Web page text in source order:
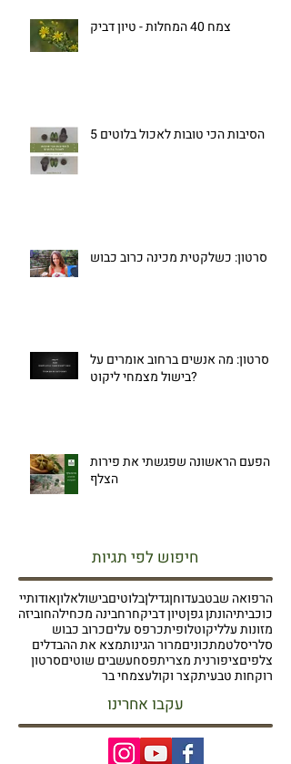
צמח 40 המחלות - טיון דביק
5 הסיבות הכי טובות לאכול בלוטים
סרטון: כשלקטית מכינה כרוב כבוש
סרטון: מה אנשים ברחוב אומרים על
בישול מצמחי ליקוט?
הפעם הראשונה שפגשתי את פירות
הצלף
חיפוש לפי תגיות
אודותייאלוןבישולבלוטיםגדילןדוחןהרפואה שבטבע
חוביזהחרחבינה מכחילהטיון דביקיהונתן גפןכוכבית
כרוב כבושכרפס עליםלופיתליקוטמזונות על
מצא את ההבדליםמרור הגינותמתכוניםסלטסלרי
סרטוןעשבים שוטיםפסחציפורנית מצריתצלפים
צמחי ברקצר וקולערוקחות טבעית
עקבו אחרינו